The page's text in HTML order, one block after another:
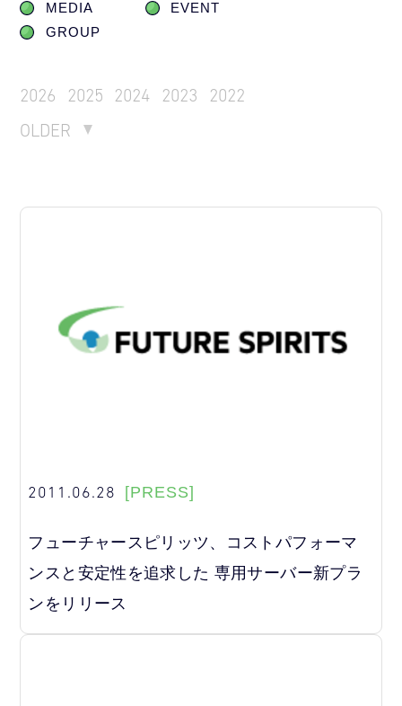
MEDIA
EVENT
GROUP
2026 2025 2024 2023
2022
OLDER
2011.06.28 [PRESS]
フューチャースピリッツ、コストパフォーマ
ンスと安定性を追求した 専用サーバー新プラ
ンをリリース